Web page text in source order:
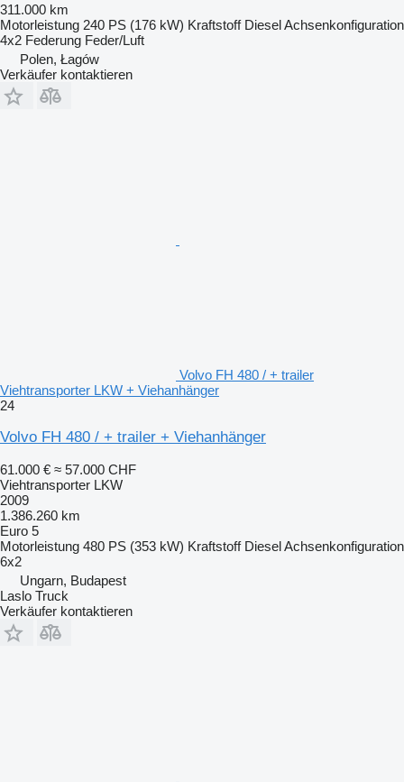
311.000 km
Motorleistung 240 PS (176 kW) Kraftstoff DieselAchsenkonfiguration
4x2 Federung Feder/Luft
Polen, Łagów
Verkäufer kontaktieren
Volvo FH 480 / + trailer
Viehtransporter LKW + Viehanhänger
24
Volvo FH 480 / + trailer + Viehanhänger
61.000 € ≈ 57.000 CHF
Viehtransporter LKW
2009
1.386.260 km
Euro 5
Motorleistung 480 PS (353 kW) Kraftstoff DieselAchsenkonfiguration
6x2
Ungarn, Budapest
Laslo Truck
Verkäufer kontaktieren